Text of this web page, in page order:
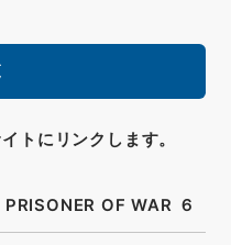
トにリンクします。
OF WAR ６